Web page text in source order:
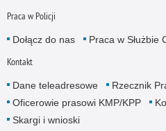
Praca w Policji
Dołącz do nas Praca w Służbie
Kontakt
Dane teleadresowe
Rzecznik
Oficerowie prasowi KMP/KPP
Skargi i wnioski